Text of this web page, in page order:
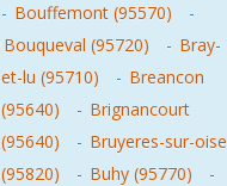
- Bouffemont (95570)
-
Bouqueval (95720)
- Bray-
et-lu (95710)
- Breancon
(95640)
- Brignancourt
(95640)
- Bruyeres-sur-oise
(95820)
- Buhy (95770)
-